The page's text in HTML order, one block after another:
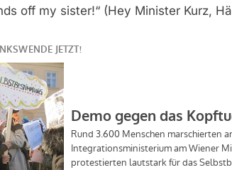
off my sister!“ (Hey Minister Kurz,